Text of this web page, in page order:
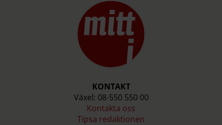
KONTAKT
Växel: 08-550 550 00
Kontakta oss
Tipsa redaktionen